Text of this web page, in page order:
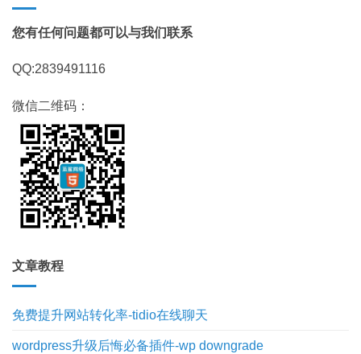
您有任何问题都可以与我们联系
QQ:2839491116
微信二维码：
文章教程
免费提升网站转化率-tidio在线聊天
wordpress升级后悔必备插件-wp downgrade